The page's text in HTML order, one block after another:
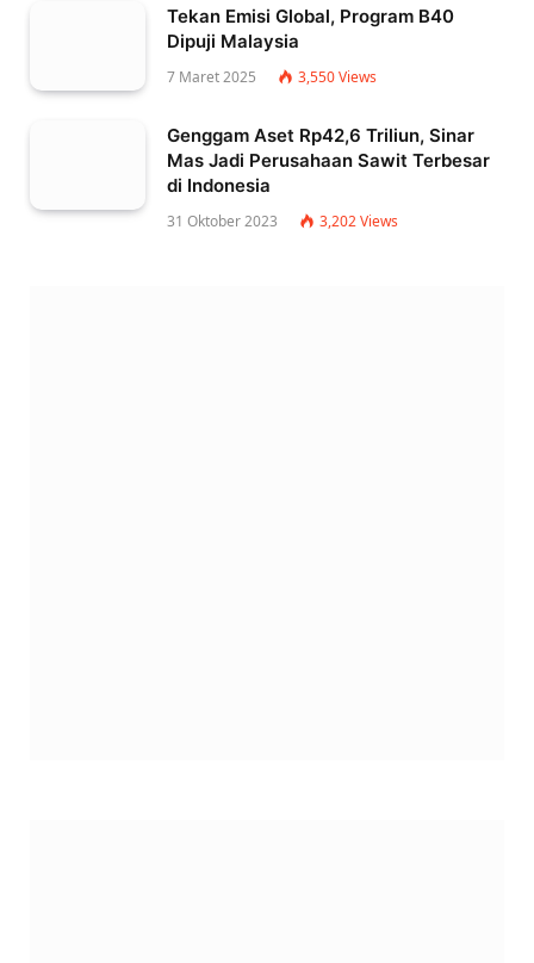
Tekan Emisi Global, Program B40
Dipuji Malaysia
7 Maret 2025 3,550Views
Genggam Aset Rp42,6 Triliun, Sinar
Mas Jadi Perusahaan Sawit Terbesar
di Indonesia
31 Oktober 2023 3,202Views